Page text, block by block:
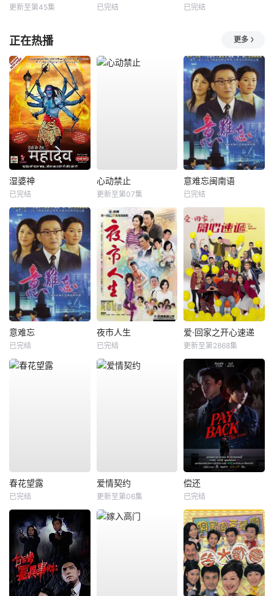
更新至第45集 已完结 已完结
正在热播 更多
湿婆神
已完结
心动禁止
更新至第07集
意难忘闽南语
已完结
意难忘
已完结
夜市人生
已完结
爱·回家之开心速递
更新至第2868集
春花望露
已完结
爱情契约
更新至第06集
偿还
已完结